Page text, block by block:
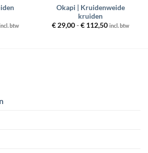
btw
Okapi | Kruidenweide
kruiden
€29,00 - €112,50Prijsklasse:
incl. btw